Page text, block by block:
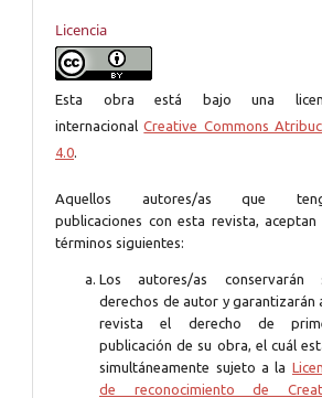
Licencia
Esta obra está bajo una
internacionalCreative Commons
4.0
Aquellos autores/as que
publicaciones con esta revista, aceptan
términos siguientes:
Los autores/as conservarán
derechos de autor y garantizarán
revista el derecho de
publicación de su obra, el cuál
simultáneamente sujeto a la
de reconocimiento de